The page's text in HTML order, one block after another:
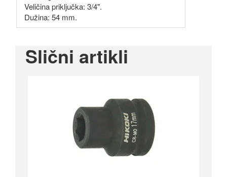
Veličina priključka: 3/4".
Dužina: 54 mm.
Slični artikli